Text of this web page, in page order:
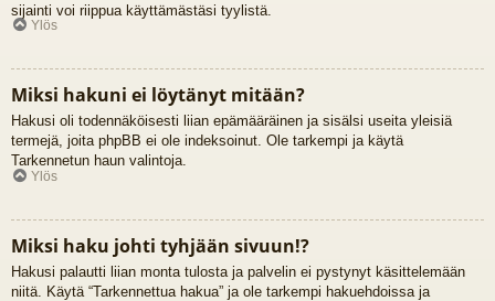
sijainti voi riippua käyttämästäsi tyylistä.
Ylös
Miksi hakuni ei löytänyt mitään?
Hakusi oli todennäköisesti liian epämääräinen ja sisälsi useita yleisiä
termejä, joita phpBB ei ole indeksoinut. Ole tarkempi ja käytä
Tarkennetun haun valintoja.
Ylös
Miksi haku johti tyhjään sivuun!?
Hakusi palautti liian monta tulosta ja palvelin ei pystynyt käsittelemään
niitä. Käytä “Tarkennettua hakua” ja ole tarkempi hakuehdoissa ja